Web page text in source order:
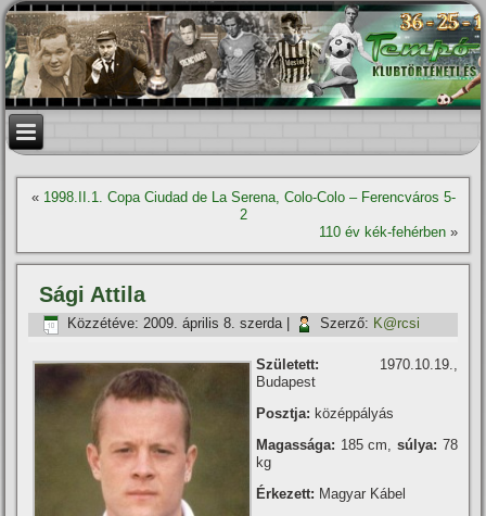
« 1998.II.1. Copa Ciudad de La Serena, Colo-Colo – Ferencváros 5-
2
110 év kék-fehérben»
Sági Attila
Közzétéve: 2009. április 8. szerda| Szerző: K@rcsi
Született: 1970.10.19.,
Budapest
Posztja: középpályás
Magassága: 185 cm, súlya: 78
kg
Érkezett: Magyar Kábel